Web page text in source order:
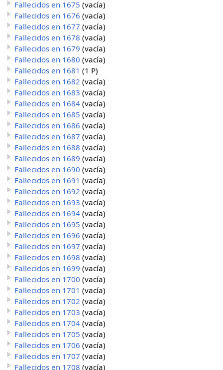
Fallecidos en 1675 (vacía)
Fallecidos en 1676 (vacía)
Fallecidos en 1677 (vacía)
Fallecidos en 1678 (vacía)
Fallecidos en 1679 (vacía)
Fallecidos en 1680 (vacía)
Fallecidos en 1681 (1 P)
Fallecidos en 1682 (vacía)
Fallecidos en 1683 (vacía)
Fallecidos en 1684 (vacía)
Fallecidos en 1685 (vacía)
Fallecidos en 1686 (vacía)
Fallecidos en 1687 (vacía)
Fallecidos en 1688 (vacía)
Fallecidos en 1689 (vacía)
Fallecidos en 1690 (vacía)
Fallecidos en 1691 (vacía)
Fallecidos en 1692 (vacía)
Fallecidos en 1693 (vacía)
Fallecidos en 1694 (vacía)
Fallecidos en 1695 (vacía)
Fallecidos en 1696 (vacía)
Fallecidos en 1697 (vacía)
Fallecidos en 1698 (vacía)
Fallecidos en 1699 (vacía)
Fallecidos en 1700 (vacía)
Fallecidos en 1701 (vacía)
Fallecidos en 1702 (vacía)
Fallecidos en 1703 (vacía)
Fallecidos en 1704 (vacía)
Fallecidos en 1705 (vacía)
Fallecidos en 1706 (vacía)
Fallecidos en 1707 (vacía)
Fallecidos en 1708 (vacía)